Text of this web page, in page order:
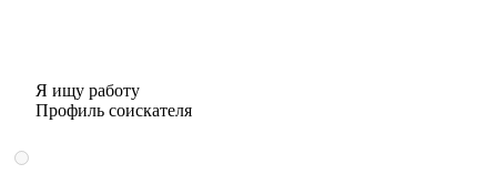
Я ищу работу
Профиль соискателя